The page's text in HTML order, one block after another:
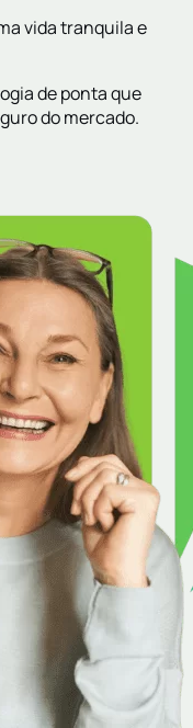
vida tranquila e
de ponta que
do mercado.